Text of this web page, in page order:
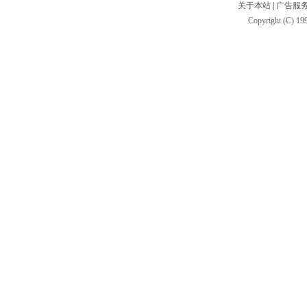
关于本站
广告服
Copyright (C)